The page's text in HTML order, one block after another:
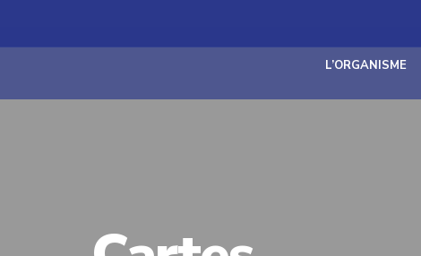
L’ORGANISME